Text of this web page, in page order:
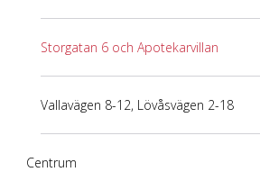
Storgatan 6 och Apotekarvillan
Vallavägen 8-12, Lövåsvägen 2-18
Centrum